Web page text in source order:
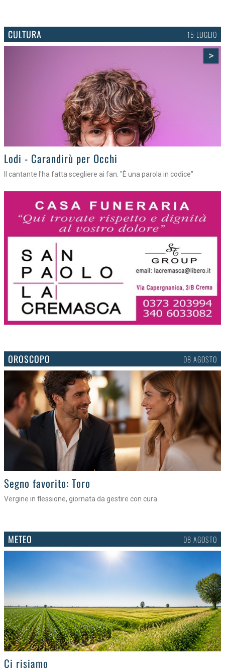
CULTURA 15 LUGLIO
>
Lodi - Carandirù per Occhi
Il cantante l'ha fatta scegliere ai fan: "È una parola in codice"
OROSCOPO 08 AGOSTO
>
Segno favorito: Toro
Vergine in flessione, giornata da gestire con cura
METEO 08 AGOSTO
>
Ci risiamo